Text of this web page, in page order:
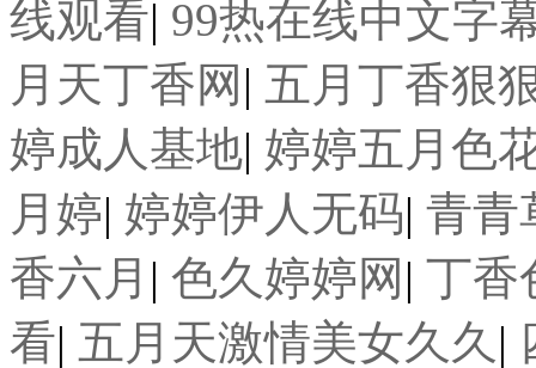
线观看| 99热在线中文字
月天丁香网 | 五月丁香狠
婷成人基地| 婷婷五月色
月婷| 婷婷伊人无码| 青青
香六月 | 色久婷婷网 | 丁香
看| 五月天激情美女久久 |